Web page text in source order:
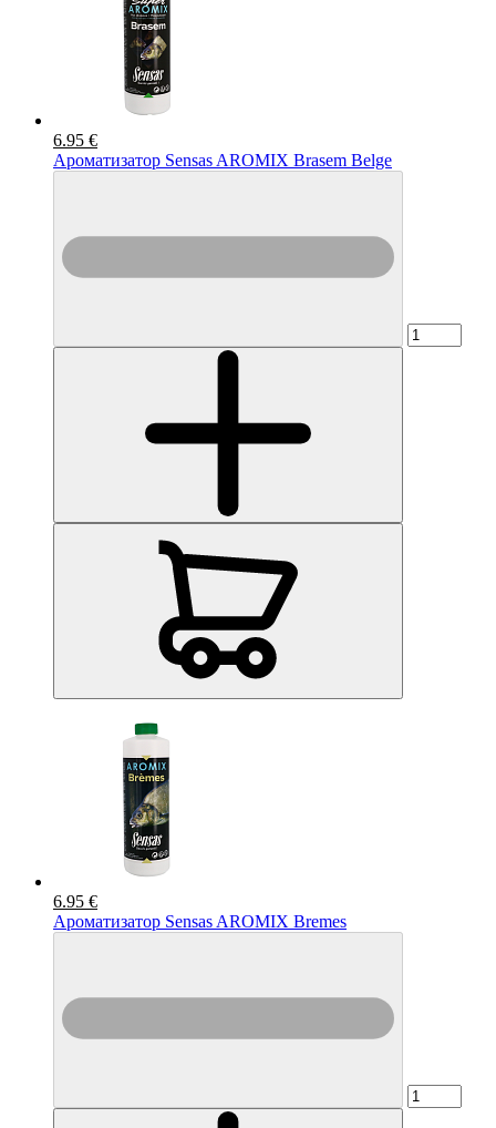
6.95 €
Ароматизатор Sensas AROMIX Brasem Belge
6.95 €
Ароматизатор Sensas AROMIX Bremes